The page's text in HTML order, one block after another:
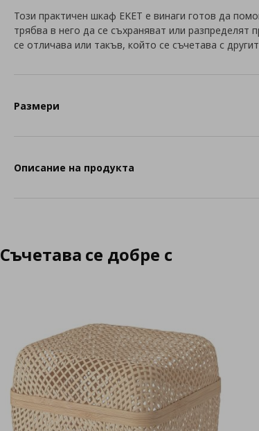
Този практичен шкаф EKET е винаги готов да
трябва в него да се съхраняват или разпределят
се отличава или такъв, който се съчетава с
Размери
Описание на продукта
Съчетава се добре с